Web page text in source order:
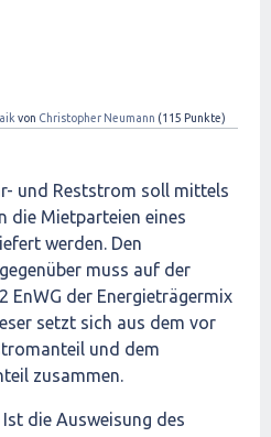
von Christopher Neumann (115 Punkte)
und Reststrom soll mittels
die Mietparteien eines
werden. Den
muss auf der
EnWG der Energieträgermix
setzt sich aus dem vor
und dem
zusammen.
die Ausweisung des